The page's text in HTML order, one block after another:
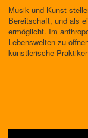
Musik und Kunst
Bereitschaft, und als
ermöglicht. Im
Lebenswelten zu
künstlerische